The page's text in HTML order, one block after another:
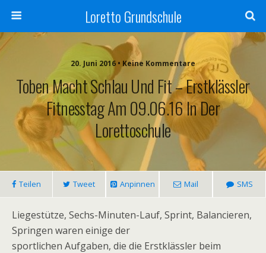
Loretto Grundschule
20. Juni 2016 • Keine Kommentare
Toben Macht Schlau Und Fit – Erstklässler
Fitnesstag Am 09.06.16 In Der
Lorettoschule
Teilen Tweet Anpinnen Mail SMS
Liegestütze, Sechs-Minuten-Lauf, Sprint, Balancieren,
Springen waren einige der
sportlichen Aufgaben, die die Erstklässler beim